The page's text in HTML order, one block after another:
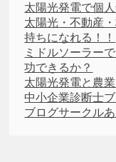
太陽光発電で個
太陽光・不動産
持ちになれる！！
ミドルソーラー
功できるか？
太陽光発電と農
中小企業診断士
ブログサークル